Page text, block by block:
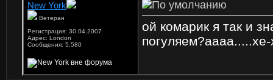
New York
Ветеран
Регистрация: 30.04.2007
Адрес: London
Сообщения: 5,580
ой комарик я так и